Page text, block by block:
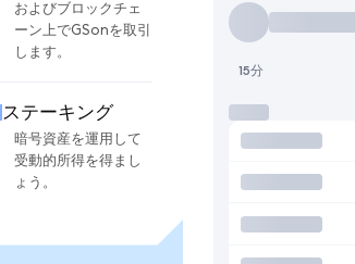
およびブロックチェ
ーン上でGSonを取引
します。
ステーキング
暗号資産を運用して
受動的所得を得まし
ょう。
15分